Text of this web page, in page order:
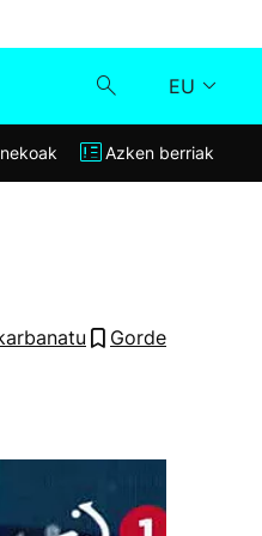
EU
Klisk
Azken berriak
Gorde